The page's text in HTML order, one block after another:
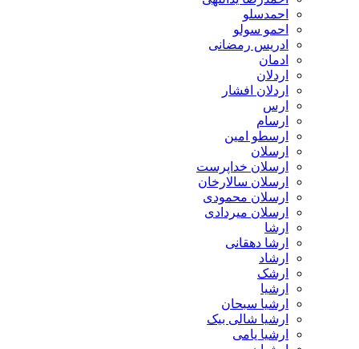
احمدسلو
احمو سولو
ادریس رمضانی
ادمان
اردلان
اردلان افشار
ارس
ارسام
ارسطو امین
ارسلان
ارسلان خداپرست
ارسلان سالارخان
ارسلان محمودی
ارسلان میردادی
ارشا
ارشا دهقانی
ارشاد
ارشک
ارشیا
ارشیا سبحان
ارشیا شالی بیک
ارشیا یامی